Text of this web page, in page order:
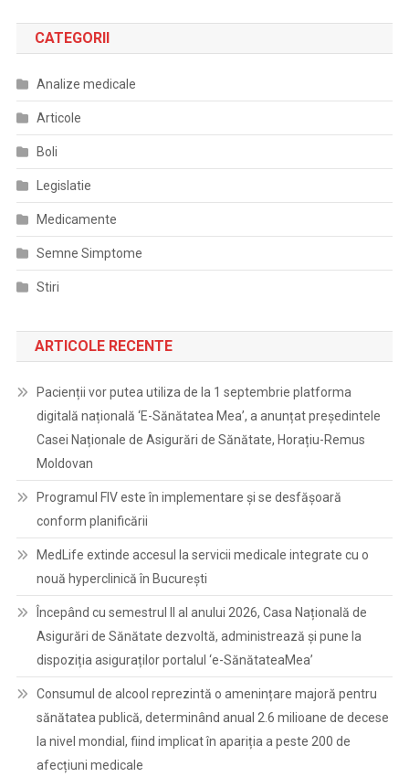
CATEGORII
Analize medicale
Articole
Boli
Legislatie
Medicamente
Semne Simptome
Stiri
ARTICOLE RECENTE
Pacienții vor putea utiliza de la 1 septembrie platforma
digitală națională ‘E-Sănătatea Mea’, a anunțat președintele
Casei Naționale de Asigurări de Sănătate, Horațiu-Remus
Moldovan
Programul FIV este în implementare și se desfășoară
conform planificării
MedLife extinde accesul la servicii medicale integrate cu o
nouă hyperclinică în București
Începând cu semestrul II al anului 2026, Casa Națională de
Asigurări de Sănătate dezvoltă, administrează și pune la
dispoziția asiguraților portalul ‘e-SănătateaMea’
Consumul de alcool reprezintă o amenințare majoră pentru
sănătatea publică, determinând anual 2.6 milioane de decese
la nivel mondial, fiind implicat în apariția a peste 200 de
afecțiuni medicale